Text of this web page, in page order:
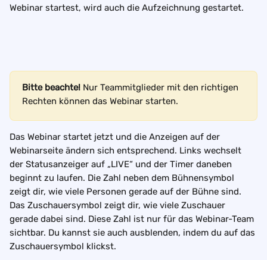
Webinar startest, wird auch die Aufzeichnung gestartet.
Bitte beachte! Nur Teammitglieder mit den richtigen
Rechten können das Webinar starten.
Das Webinar startet jetzt und die Anzeigen auf der
Webinarseite ändern sich entsprechend. Links wechselt
der Statusanzeiger auf „LIVE“ und der Timer daneben
beginnt zu laufen. Die Zahl neben dem Bühnensymbol
zeigt dir, wie viele Personen gerade auf der Bühne sind.
Das Zuschauersymbol zeigt dir, wie viele Zuschauer
gerade dabei sind. Diese Zahl ist nur für das Webinar-Team
sichtbar. Du kannst sie auch ausblenden, indem du auf das
Zuschauersymbol klickst.